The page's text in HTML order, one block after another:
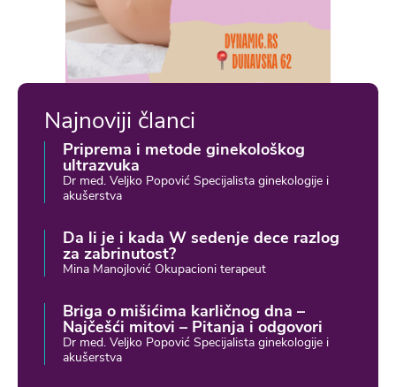
Najnoviji članci
Priprema i metode ginekološkog
ultrazvuka
Dr med. Veljko Popović Specijalista ginekologije i
akušerstva
Da li je i kada W sedenje dece razlog
za zabrinutost?
Mina Manojlović Okupacioni terapeut
Briga o mišićima karličnog dna –
Najčešći mitovi – Pitanja i odgovori
Dr med. Veljko Popović Specijalista ginekologije i
akušerstva